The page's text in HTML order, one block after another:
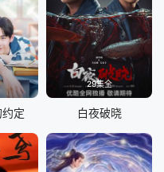
定
29集全
白夜破晓